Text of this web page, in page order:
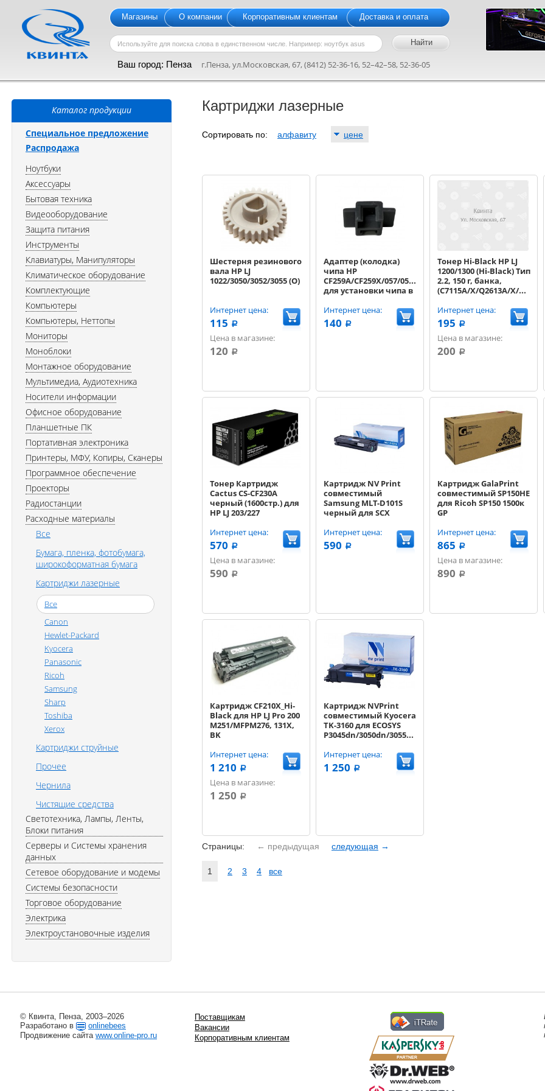
Магазины О компании Корпоративным клиентам Доставка и оплата
Ваш город: Пенза г.Пенза, ул.Московская, 67, (8412) 52-36-16, 52–42–58, 52-36-05
Картриджи лазерные
Сортировать по: алфавиту цене
Шестерня резинового
вала HP LJ
1022/3050/3052/3055 (O)
Интернет цена:
115 a
Цена в магазине:
120 a
Адаптер (колодка)
чипа HP
СF259A/CF259X/057/057H
для установки чипа в
Canon
MF443dw/MF446x
Интернет цена:
140 a
Тонер Hi-Black HP LJ
1200/1300 (Hi-Black) Тип
2.2, 150 г, банка,
(C7115A/X/Q2613A/X/
Интернет цена:
195 a
Цена в магазине:
200 a
Тонер Картридж
Cactus CS-CF230A
черный (1600стр.) для
HP LJ 203/227
Интернет цена:
570 a
Цена в магазине:
590 a
Картридж NV Print
совместимый
Samsung MLT-D101S
черный для SCX
(NV-MLTD101S)
Интернет цена:
590 a
Картридж GalaPrint
совместимый SP150HE
для Ricoh SP150 1500к
GP
Интернет цена:
865 a
Цена в магазине:
890 a
Картридж CF210X_Hi-
Black для HP LJ Pro 200
M251/MFPM276, 131X,
BK
Интернет цена:
1 210 a
Цена в магазине:
1 250 a
Картридж NVPrint
совместимый Kyocera
TK-3160 для ECOSYS
P3045dn/3050dn/3055dn/3060dn
Интернет цена:
1 250 a
Страницы: ← предыдущая следующая →
1 2 3 4 все
Каталог продукции
Специальное предложение
Распродажа
Ноутбуки
Аксессуары
Бытовая техника
Видеооборудование
Защита питания
Инструменты
Клавиатуры, Манипуляторы
Климатическое оборудование
Комплектующие
Компьютеры
Компьютеры, Неттопы
Мониторы
Моноблоки
Монтажное оборудование
Мультимедиа, Аудиотехника
Носители информации
Офисное оборудование
Планшетные ПК
Портативная электроника
Принтеры, МФУ, Копиры, Сканеры
Программное обеспечение
Проекторы
Радиостанции
Расходные материалы
Все
Бумага, пленка, фотобумага,
широкоформатная бумага
Картриджи лазерные
Все
Canon
Hewlet-Packard
Kyocera
Panasonic
Ricoh
Samsung
Sharp
Toshiba
Xerox
Картриджи струйные
Прочее
Чернила
Чистящие средства
Светотехника, Лампы, Ленты,
Блоки питания
Серверы и Системы хранения
данных
Сетевое оборудование и модемы
Системы безопасности
Торговое оборудование
Электрика
Электроустановочные изделия
© Квинта, Пенза, 2003–2026
Разработано в
onlinebees
Продвижение сайтаwww.online-pro.ru
Поставщикам
Вакансии
Корпоративным клиентам